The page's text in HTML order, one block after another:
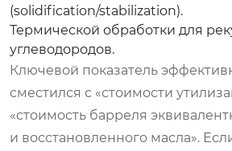
(solidification/stabilization).
Термической обработки для
углеводородов.
Ключевой показатель
сместился с «стоимости
«стоимость барреля
и восстановленного масла».